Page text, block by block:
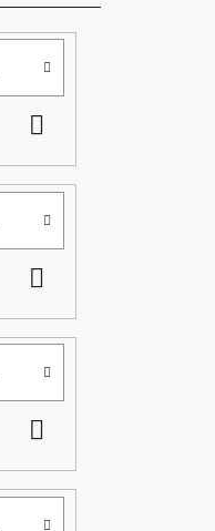
KOŠÍKU
KOŠÍKU
KOŠÍKU